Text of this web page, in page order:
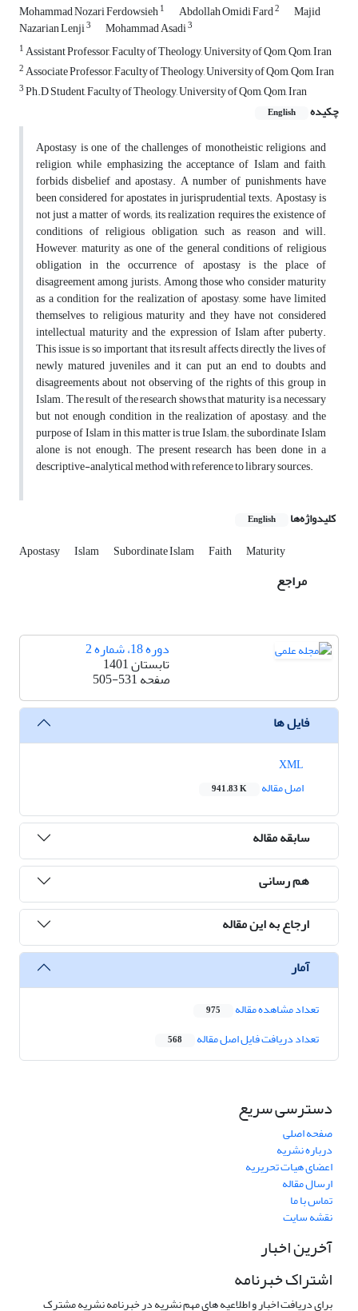
Mohammad Nozari Ferdowsieh1 Abdollah Omidi Fard2 Majid
Nazarian Lenji3 Mohammad Asadi3
1Assistant Professor, Faculty of Theology, University of Qom, Qom, Iran
2Associate Professor, Faculty of Theology, University of Qom, Qom, Iran
3Ph.D Student, Faculty of Theology, University of Qom, Qom, Iran
چکیده
English
Apostasy is one of the challenges of monotheistic religions, and
religion, while emphasizing the acceptance of Islam and faith,
forbids disbelief and apostasy. A number of punishments have
been considered for apostates in jurisprudential texts. Apostasy is
not just a matter of words; its realization requires the existence of
conditions of religious obligation, such as reason and will.
However, maturity as one of the general conditions of religious
obligation in the occurrence of apostasy is the place of
disagreement among jurists. Among those who consider maturity
as a condition for the realization of apostasy, some have limited
themselves to religious maturity and they have not considered
intellectual maturity and the expression of Islam after puberty.
This issue is so important that its result affects directly the lives of
newly matured juveniles and it can put an end to doubts and
disagreements about not observing of the rights of this group in
Islam. The result of the research shows that maturity is a necessary
but not enough condition in the realization of apostasy, and the
purpose of Islam in this matter is true Islam; the subordinate Islam
alone is not enough. The present research has been done in a
descriptive-analytical method with reference to library sources.
کلیدواژه‌ها English
Apostasy Islam Subordinate Islam Faith Maturity
مراجع
دوره 18، شماره 2
تابستان 1401
صفحه505-531
فایل ها
اصل مقاله
941.83 K
سابقه مقاله
هم رسانی
ارجاع به این مقاله
آمار
تعداد مشاهده مقاله 975
تعداد دریافت فایل اصل مقاله 568
دسترسی سریع
صفحه اصلی
درباره نشریه
اعضای هیات تحریریه
ارسال مقاله
تماس با ما
نقشه سایت
آخرین اخبار
اشتراک خبرنامه
برای دریافت اخبار و اطلاعیه های مهم نشریه در خبرنامه نشریه مشترک